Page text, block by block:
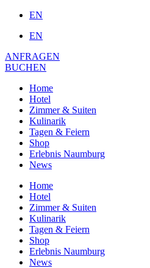
EN
EN
ANFRAGEN
BUCHEN
Home
Hotel
Zimmer & Suiten
Kulinarik
Tagen & Feiern
Shop
Erlebnis Naumburg
News
Home
Hotel
Zimmer & Suiten
Kulinarik
Tagen & Feiern
Shop
Erlebnis Naumburg
News